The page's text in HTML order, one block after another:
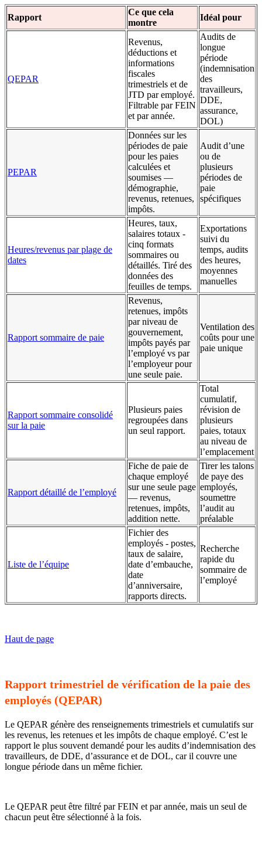
Rapport
Ce que cela
montre
Idéal pour
QEPAR
Revenus,
déductions et
informations
fiscales
trimestriels et de
JTD par employé.
Filtrable par FEIN
et par année.
Audits de
longue
période
(indemnisation
des
travailleurs,
DDE,
assurance,
DOL)
PEPAR
Données sur les
périodes de paie
pour les paies
calculées et
soumises —
démographie,
revenus, retenues,
impôts.
Audit d’une
ou de
plusieurs
périodes de
paie
spécifiques
Heures/revenus par plage de
dates
Heures, taux,
salaires totaux -
cinq formats
sommaires ou
détaillés. Tiré des
données des
feuilles de temps.
Exportations
suivi du
temps, audits
des heures,
moyennes
manuelles
Rapport sommaire de paie
Revenus,
retenues, impôts
par niveau de
gouvernement,
impôts payés par
l’employé vs par
l’employeur pour
une seule paie.
Ventilation des
coûts pour une
paie unique
Rapport sommaire consolidé
sur la paie
Plusieurs paies
regroupées dans
un seul rapport.
Total
cumulatif,
révision de
plusieurs
paies, totaux
au niveau de
l’emplacement
Rapport détaillé de l’employé
Fiche de paie de
chaque employé
sur une seule page
— revenus,
retenues, impôts,
addition nette.
Tirer les talons
de paye des
employés,
soumettre
l’audit au
préalable
Liste de l’équipe
Fichier des
employés - postes,
taux de salaire,
date d’embauche,
date
d’anniversaire,
rapports directs.
Recherche
rapide du
sommaire de
l’employé
Haut de page
Rapport trimestriel de vérification de la paie des
employés (QEPAR)
Le QEPAR génère des renseignements trimestriels et cumulatifs sur
les revenus, les retenues et les impôts de chaque employé. C’est le
rapport le plus souvent demandé pour les audits d’indemnisation des
travailleurs, de DDE, d’assurance et de DOL, car il couvre une
longue période dans un même fichier.
Le QEPAR peut être filtré par FEIN et par année, mais un seul de
chacun peut être sélectionné à la fois.